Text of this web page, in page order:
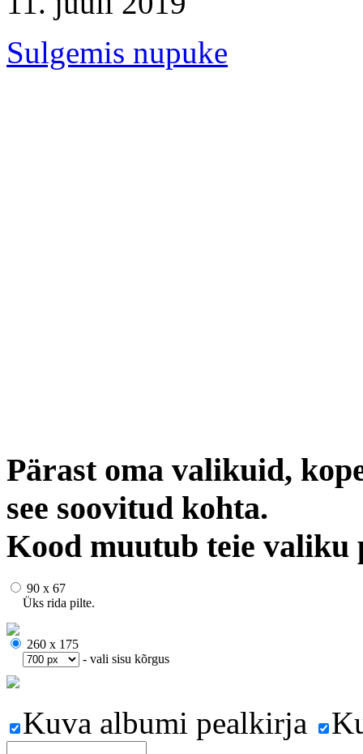
Sulgemis nupuke
Pärast oma valikuid,
see soovitud kohta.
Kood muutub teie valiku
90 x 67
Üks rida pilte.
260 x 175
- vali sisu kõrgus
Kuva albumi pealkirja